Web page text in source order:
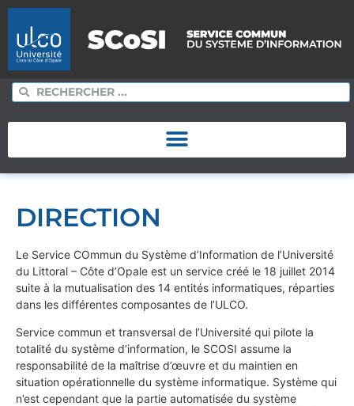
DIRECTION
Le Service COmmun du Système d’Information de l’Université
du Littoral – Côte d’Opale est un service créé le 18 juillet 2014
suite à la mutualisation des 14 entités informatiques, réparties
dans les différentes composantes de l’ULCO.
Service commun et transversal de l’Université qui pilote la
totalité du système d’information, le SCOSI assume la
responsabilité de la maîtrise d’œuvre et du maintien en
situation opérationnelle du système informatique. Système qui
n’est cependant que la partie automatisée du système